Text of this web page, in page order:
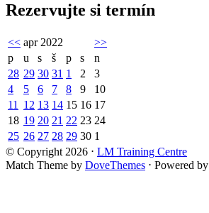
Rezervujte si termín
<< apr 2022
>>
p
u s š p s
n
28 29 30 31 1 2
3
4
5 6 7 8 9
10
11
12 13 14 15 16 17
18 19 20 21 22 23 24
25 26 27 28 29 30 1
© Copyright 2026 ⋅ LM Training Centre
Match Theme by DoveThemes ⋅ Powered by